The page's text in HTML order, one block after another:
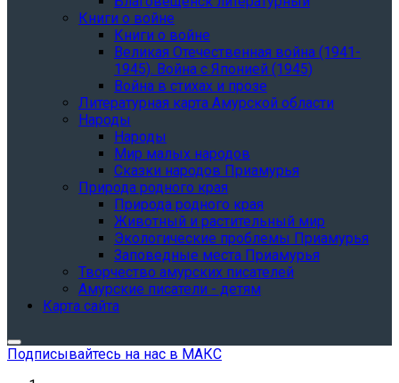
Книги о войне
Книги о войне
Великая Отечественная война (1941-
1945). Война с Японией (1945)
Война в стихах и прозе
Литературная карта Амурской области
Народы
Народы
Мир малых народов
Сказки народов Приамурья
Природа родного края
Природа родного края
Животный и растительный мир
Экологические проблемы Приамурья
Заповедные места Приамурья
Творчество амурских писателей
Амурские писатели - детям
Карта сайта
Подписывайтесь на нас в МАКС